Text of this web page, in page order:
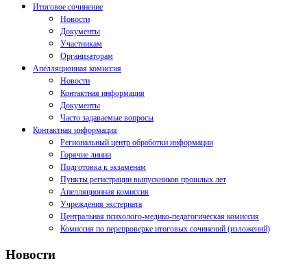
Итоговое сочинение
Новости
Документы
Участникам
Организаторам
Апелляционная комиссия
Новости
Контактная информация
Документы
Часто задаваемые вопросы
Контактная информация
Региональный центр обработки информации
Горячие линии
Подготовка к экзаменам
Пункты регистрации выпускников прошлых лет
Апелляционная комиссия
Учреждения экстерната
Центральная психолого-медико-педагогическая комиссия
Комиссия по перепроверке итоговых сочинений (изложений)
Новости